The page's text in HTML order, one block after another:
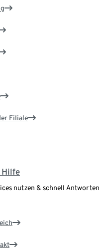
Filiale
Hilfe
nutzen & schnell Antworten